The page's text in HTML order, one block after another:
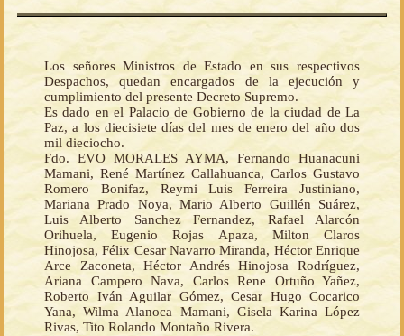
Los señores Ministros de Estado en sus respectivos
Despachos, quedan encargados de la ejecución y
cumplimiento del presente Decreto Supremo.
Es dado en el Palacio de Gobierno de la ciudad de La
Paz, a los diecisiete días del mes de enero del año dos
mil dieciocho.
Fdo. EVO MORALES AYMA, Fernando Huanacuni
Mamani, René Martínez Callahuanca, Carlos Gustavo
Romero Bonifaz, Reymi Luis Ferreira Justiniano,
Mariana Prado Noya, Mario Alberto Guillén Suárez,
Luis Alberto Sanchez Fernandez, Rafael Alarcón
Orihuela, Eugenio Rojas Apaza, Milton Claros
Hinojosa, Félix Cesar Navarro Miranda, Héctor Enrique
Arce Zaconeta, Héctor Andrés Hinojosa Rodríguez,
Ariana Campero Nava, Carlos Rene Ortuño Yañez,
Roberto Iván Aguilar Gómez, Cesar Hugo Cocarico
Yana, Wilma Alanoca Mamani, Gisela Karina López
Rivas, Tito Rolando Montaño Rivera.